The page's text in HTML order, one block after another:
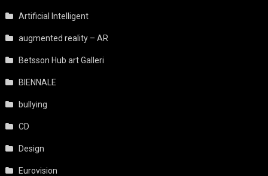
Artificial Intelligent
augmented reality – AR
Betsson Hub art Galleri
BIENNALE
bullying
CD
Design
Eurovision